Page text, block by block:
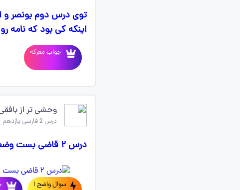
اینکه کی بود که نامه
جواب معرکه
وحشی تر از
درس 2 فارسی یازدهم
درس ۲ قاضی بست وضعیت کتابم🥲
سوال واضح !